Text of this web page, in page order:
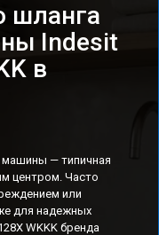
шланга
Indesit
в
машины — типичная
центром. Часто
или
для надежных
WKKK бренда